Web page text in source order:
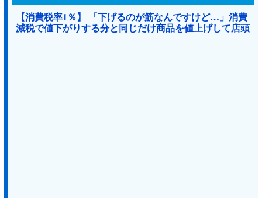
【消費税率1％】 「下げるのが筋なんですけど…」消費
減税で値下がりする分と同じだけ商品を値上げして店頭
価格を変えない店も